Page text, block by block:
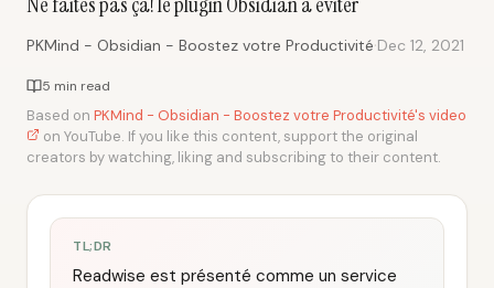
PKMind - Obsidian - Boostez votre Productivité·Dec 12, 2021
5 min read
Based on PKMind - Obsidian - Boostez votre Productivité's video
on YouTube. If you like this content, support the original
creators by watching, liking and subscribing to their content.
TL;DR
Readwise est présenté comme un service